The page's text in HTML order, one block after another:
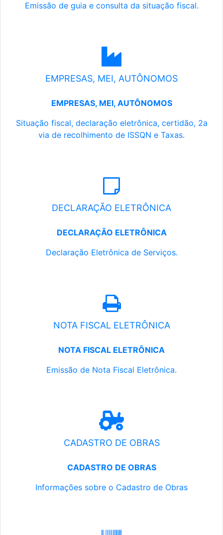
Emissão de guia e consulta da situação fiscal.
EMPRESAS, MEI, AUTÔNOMOS
EMPRESAS, MEI, AUTÔNOMOS
Situação fiscal, declaração eletrônica, certidão, 2a
via de recolhimento de ISSQN e Taxas.
DECLARAÇÃO ELETRÔNICA
DECLARAÇÃO ELETRÔNICA
Declaração Eletrônica de Serviços.
NOTA FISCAL ELETRÔNICA
NOTA FISCAL ELETRÔNICA
Emissão de Nota Fiscal Eletrônica.
CADASTRO DE OBRAS
CADASTRO DE OBRAS
Informações sobre o Cadastro de Obras